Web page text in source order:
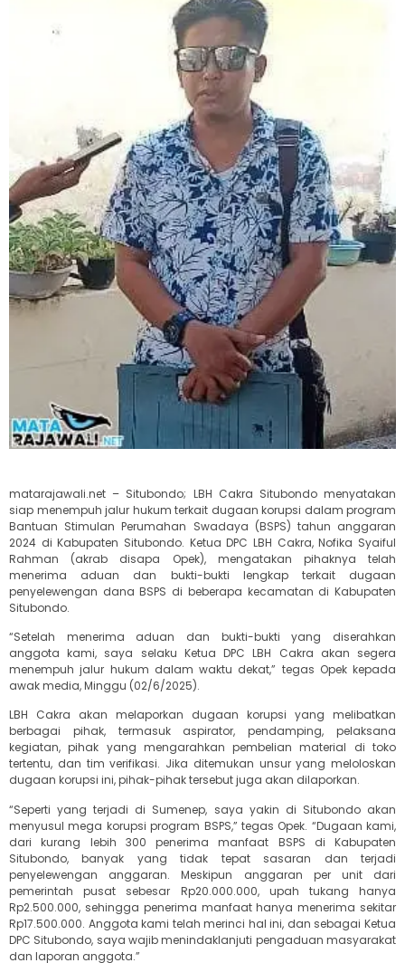
matarajawali.net – Situbondo; LBH Cakra Situbondo menyatakan
siap menempuh jalur hukum terkait dugaan korupsi dalam program
Bantuan Stimulan Perumahan Swadaya (BSPS) tahun anggaran
2024 di Kabupaten Situbondo. Ketua DPC LBH Cakra, Nofika Syaiful
Rahman (akrab disapa Opek), mengatakan pihaknya telah
menerima aduan dan bukti-bukti lengkap terkait dugaan
penyelewengan dana BSPS di beberapa kecamatan di Kabupaten
Situbondo.
“Setelah menerima aduan dan bukti-bukti yang diserahkan
anggota kami, saya selaku Ketua DPC LBH Cakra akan segera
menempuh jalur hukum dalam waktu dekat,” tegas Opek kepada
awak media, Minggu (02/6/2025).
LBH Cakra akan melaporkan dugaan korupsi yang melibatkan
berbagai pihak, termasuk aspirator, pendamping, pelaksana
kegiatan, pihak yang mengarahkan pembelian material di toko
tertentu, dan tim verifikasi. Jika ditemukan unsur yang meloloskan
dugaan korupsi ini, pihak-pihak tersebut juga akan dilaporkan.
“Seperti yang terjadi di Sumenep, saya yakin di Situbondo akan
menyusul mega korupsi program BSPS,” tegas Opek. “Dugaan kami,
dari kurang lebih 300 penerima manfaat BSPS di Kabupaten
Situbondo, banyak yang tidak tepat sasaran dan terjadi
penyelewengan anggaran. Meskipun anggaran per unit dari
pemerintah pusat sebesar Rp20.000.000, upah tukang hanya
Rp2.500.000, sehingga penerima manfaat hanya menerima sekitar
Rp17.500.000. Anggota kami telah merinci hal ini, dan sebagai Ketua
DPC Situbondo, saya wajib menindaklanjuti pengaduan masyarakat
dan laporan anggota.”